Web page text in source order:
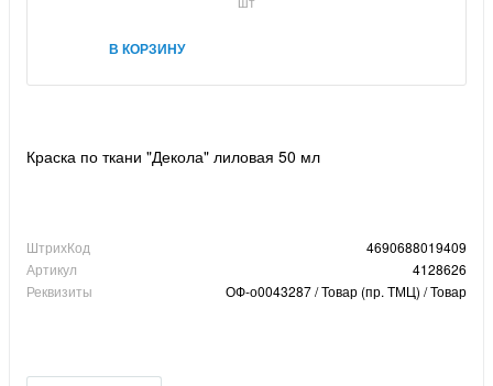
В КОРЗИНУ
Краска по ткани "Декола" лиловая 50 мл
ШтрихКод
4690688019409
Артикул
4128626
Реквизиты
ОФ-о0043287 / Товар (пр. ТМЦ) / Товар